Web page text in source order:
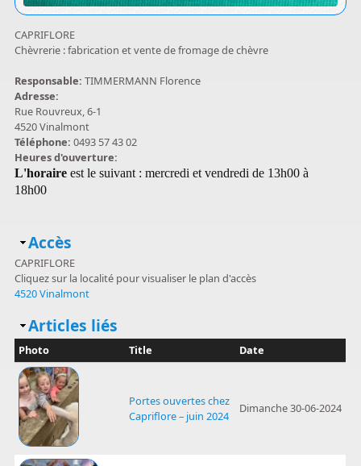
CAPRIFLORE
Chèvrerie : fabrication et vente de fromage de chèvre
Responsable:TIMMERMANN Florence
Adresse:
Rue Rouvreux, 6-1
4520 Vinalmont
Téléphone:0493 57 43 02
Heures d'ouverture:
L'horaire est le suivant : mercredi et vendredi de 13h00 à
18h00
Masquer
Accès
CAPRIFLORE
Cliquez sur la localité pour visualiser le plan d'accès
4520 Vinalmont
Masquer
Articles liés
Photo Title Date
Portes ouvertes chez
Capriflore – juin 2024
Dimanche 30-06-2024